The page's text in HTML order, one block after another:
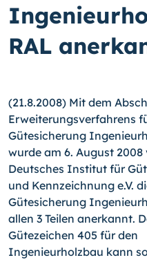
RAL
(21.8.2008) Mit dem
Erweiterungsverfahrens
Gütesicherung
wurde am 6. August 2008
Deutsches Institut für
und Kennzeichnung e.V.
Gütesicherung
allen 3 Teilen anerkannt.
Gütezeichen 405 für den
Ingenieurholzbau kann